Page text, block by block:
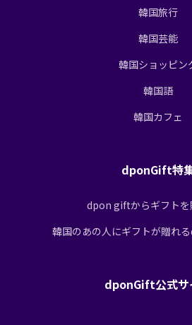
韓国旅行
韓国芸能
韓国ショッピン
韓国語
韓国カフェ
dponGift特
dpon giftからギフトを
韓国のあの人にギフトが贈れ
dponGift公式サ